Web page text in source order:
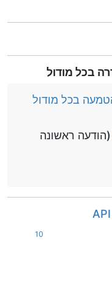
בכל מודול
בכל מודול
(הודעה ראשונה
10